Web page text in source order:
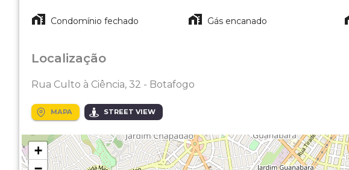
Condomínio fechado Gás encanado
Localização
Rua Culto à Ciência, 32 - Botafogo
MAPA STREET VIEW
+